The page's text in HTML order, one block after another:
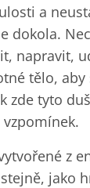
a
dokola.
napravit,
tělo, aby
zde tyto
z
jako